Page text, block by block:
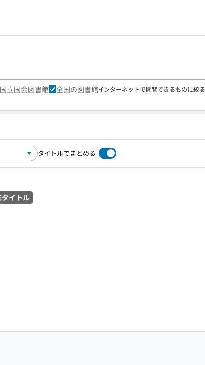
国立国会図書館 全国の図書館インターネットで閲覧できるものに絞る
タイトルでまとめる
タイトル